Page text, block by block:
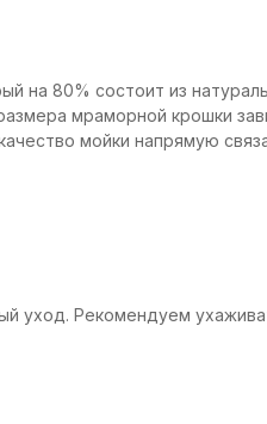
на 80% состоит из
мраморной крошки
мойки напрямую
уход. Рекомендуем